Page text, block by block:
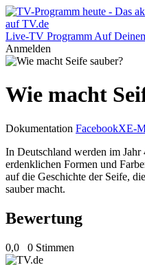
Live-TV Programm Auf
Anmelden
Wie macht
Dokumentation FacebookXE-
In Deutschland werden im
erdenklichen Formen und
auf die Geschichte der Seife,
sauber macht.
Bewertung
0,0 0 Stimmen